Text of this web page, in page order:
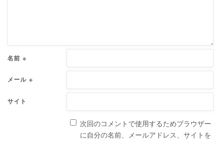
名前 ※
メール ※
サイト
次回のコメントで使用するためブラウザー
に自分の名前、メールアドレス、サイトを